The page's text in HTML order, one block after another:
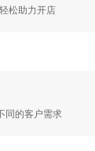
松助力开店
同的客户需求